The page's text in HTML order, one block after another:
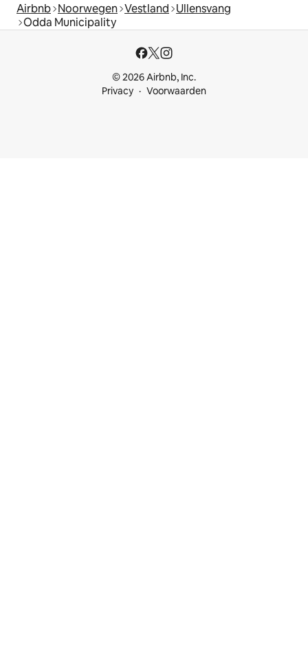
Airbnb Noorwegen Vestland Ullensvang
Odda Municipality
© 2026 Airbnb, Inc.
Privacy
Voorwaarden